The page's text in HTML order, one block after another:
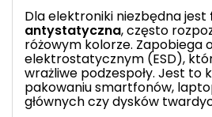
Dla elektroniki niezbędna jest
antystatyczna, często
różowym kolorze. Zapobiega
elektrostatycznym (ESD),
wrażliwe podzespoły. Jest to
pakowaniusmartfonów,
głównych czy dysków